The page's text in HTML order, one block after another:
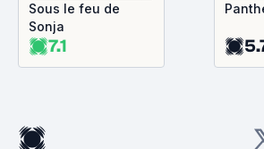
Sous le feu de
Sonja
7.1